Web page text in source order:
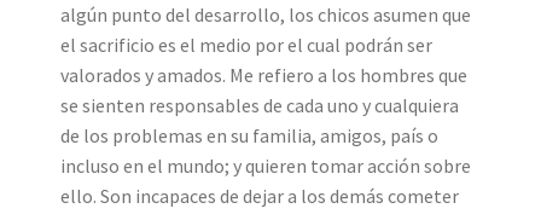
algún punto del desarrollo, los chicos asumen que
el sacrificio es el medio por el cual podrán ser
valorados y amados. Me refiero a los hombres que
se sienten responsables de cada uno y cualquiera
de los problemas en su familia, amigos, país o
incluso en el mundo; y quieren tomar acción sobre
ello. Son incapaces de dejar a los demás cometer